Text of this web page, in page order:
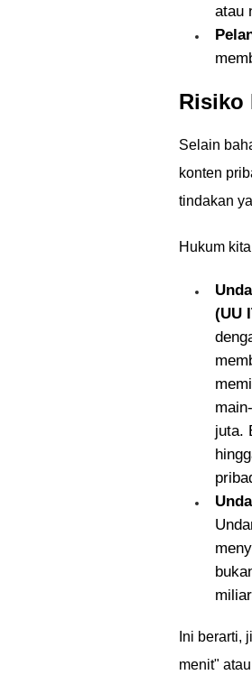
atau
Risiko
Selain
konten
tindakan
Hukum
(UU
juta.
Ini berarti,
menit"